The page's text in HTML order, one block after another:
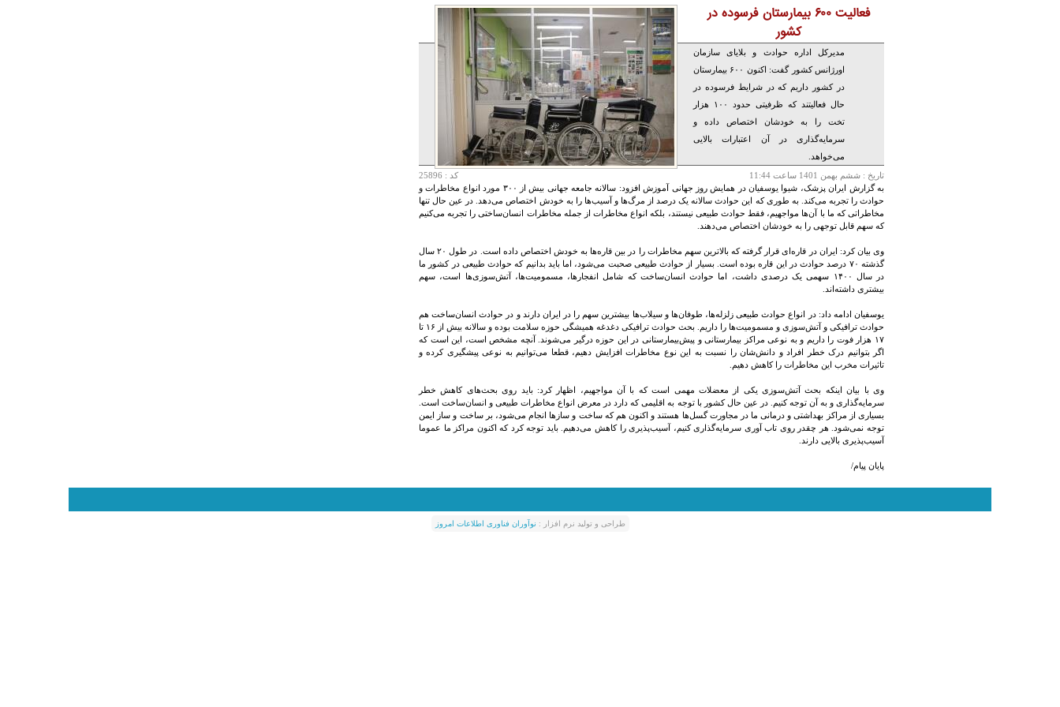
فعالیت ۶۰۰ بیمارستان فرسوده در
کشور
مدیرکل اداره حوادث و بلایای سازمان
اورژانس کشور گفت: اکنون ۶۰۰ بیمارستان
در کشور داریم که در شرایط فرسوده در
حال فعالیتند که ظرفیتی حدود ۱۰۰ هزار
تخت را به خودشان اختصاص داده و
سرمایه‌گذاری در آن اعتبارات بالایی
می‌خواهد.
تاريخ : ششم بهمن 1401 ساعت 11:44
کد : 25896
به گزارش ایران پزشک، شیوا یوسفیان در همایش روز جهانی آموزش افزود: سالانه جامعه جهانی بیش از ۳۰۰ مورد انواع مخاطرات و
حوادث را تجربه می‌کند. به طوری که این حوادث سالانه یک درصد از مرگ‌ها و آسیب‌ها را به خودش اختصاص می‌دهد. در عین حال تنها
مخاطراتی که ما با آن‌ها مواجهیم، فقط حوادث طبیعی نیستند، بلکه انواع مخاطرات از جمله مخاطرات انسان‌ساختی را تجربه می‌کنیم
که سهم قابل توجهی را به خودشان اختصاص می‌دهند.
وی بیان کرد: ایران در قاره‌ای قرار گرفته که بالاترین سهم مخاطرات را در بین قاره‌ها به خودش اختصاص داده است. در طول ۲۰ سال
گذشته ۷۰ درصد حوادث در این قاره بوده است. بسیار از حوادث طبیعی صحبت می‌شود، اما باید بدانیم که حوادث طبیعی در کشور ما
در سال ۱۴۰۰ سهمی یک درصدی داشت، اما حوادث انسان‌ساخت که شامل انفجارها، مسمومیت‌ها، آتش‌سوزی‌ها است، سهم
بیشتری داشته‌اند.
یوسفیان ادامه داد: در انواع حوادث طبیعی زلزله‌ها، طوفان‌ها و سیلاب‌ها بیشترین سهم را در ایران دارند و در حوادث انسان‌ساخت هم
حوادث ترافیکی و آتش‌سوزی و مسمومیت‌ها را داریم. بحث حوادث ترافیکی دغدغه همیشگی حوزه سلامت بوده و سالانه بیش از ۱۶ تا
۱۷ هزار فوت را داریم و به نوعی مراکز بیمارستانی و پیش‌بیمارستانی در این حوزه درگیر می‌شوند. آنچه مشخص است، این است که
اگر بتوانیم درک خطر افراد و دانش‌شان را نسبت به این نوع مخاطرات افزایش دهیم، قطعا می‌توانیم به نوعی پیشگیری کرده و
تاثیرات مخرب این مخاطرات را کاهش دهیم.
وی با بیان اینکه بحث آتش‌سوزی یکی از معضلات مهمی است که با آن مواجهیم، اظهار کرد: باید روی بحث‌های کاهش خطر
سرمایه‌گذاری و به آن توجه کنیم. در عین حال کشور با توجه به اقلیمی که دارد در معرض انواع مخاطرات طبیعی و انسان‌ساخت است.
بسیاری از مراکز بهداشتی و درمانی ما در مجاورت گسل‌ها هستند و اکنون هم که ساخت و سازها انجام می‌شود، بر ساخت و ساز ایمن
توجه نمی‌شود. هر چقدر روی تاب آوری سرمایه‌گذاری کنیم، آسیب‌پذیری را کاهش می‌دهیم. باید توجه کرد که اکنون مراکز ما عموما
آسیب‌پذیری بالایی دارند.
پایان پیام/
طراحی و توليد نرم افزار : نوآوران فناوری اطلاعات امروز